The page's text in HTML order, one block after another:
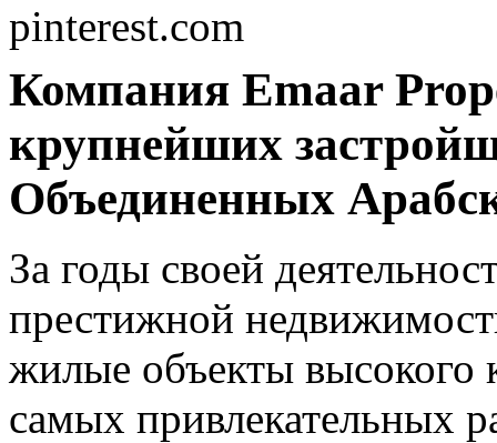
pinterest.com
Компания Emaar
крупнейших
Объединенных
За годы своей
престижной
жилые объекты высокого
самых привлекательных